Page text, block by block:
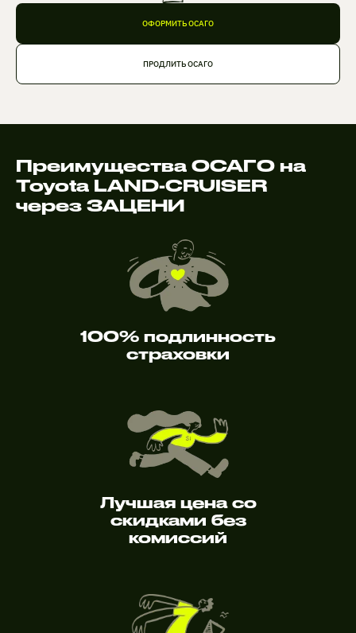
ОФОРМИТЬ ОСАГО
ПРОДЛИТЬ ОСАГО
Преимущества ОСАГО на
Toyota LAND-CRUISER
через ЗАЦЕНИ
100% подлинность
страховки
Лучшая цена со
скидками без
комиссий